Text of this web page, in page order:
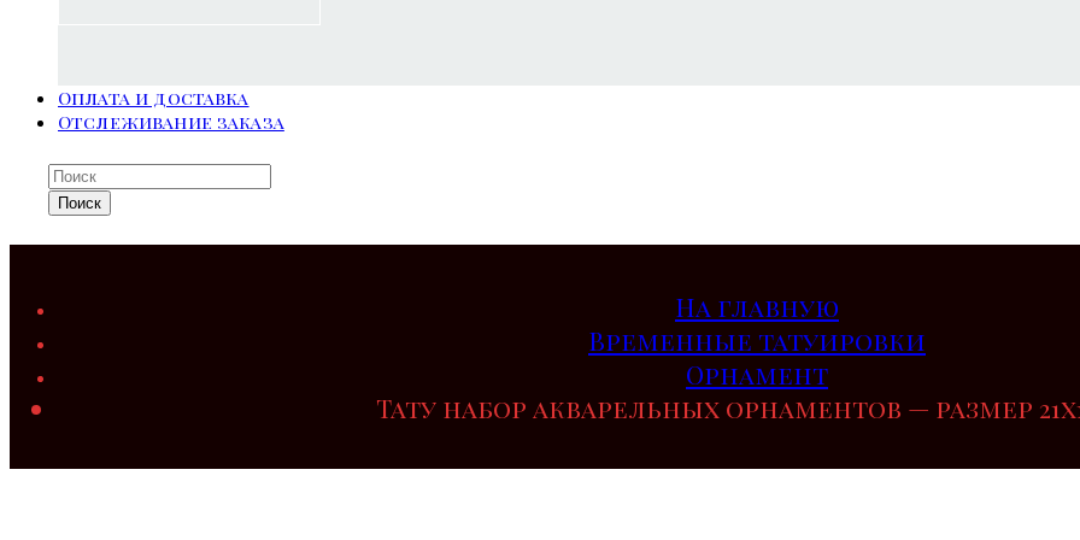
Оплата и доставка
Отслеживание заказа
Поиск
На главную
Временные татуировки
Орнамент
Тату набор акварельных орнаментов — размер